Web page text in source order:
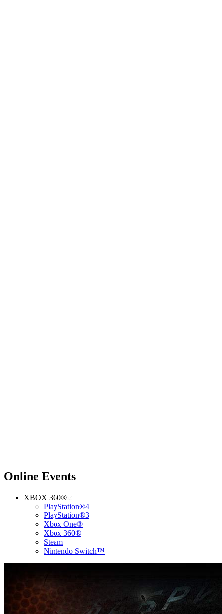
Online Events
XBOX 360®
PlayStation®4
PlayStation®3
Xbox One®
Xbox 360®
Steam
Nintendo Switch™